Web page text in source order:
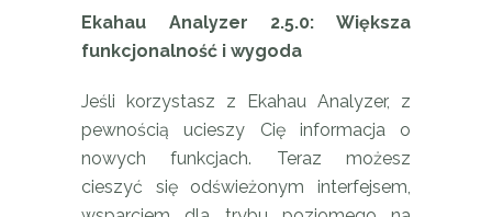
Ekahau Analyzer 2.5.0: Większa
funkcjonalność i wygoda
Jeśli korzystasz z Ekahau Analyzer, z
pewnością ucieszy Cię informacja o
nowych funkcjach. Teraz możesz
cieszyć się odświeżonym interfejsem,